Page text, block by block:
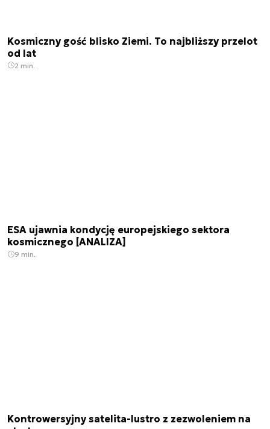
Kosmiczny gość blisko Ziemi. To najbliższy przelot
od lat
2 min.
ESA ujawnia kondycję europejskiego sektora
kosmicznego [ANALIZA]
9 min.
Kontrowersyjny satelita-lustro z zezwoleniem na